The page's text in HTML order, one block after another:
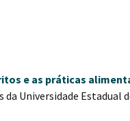
e as práticas
Universidade Estadual